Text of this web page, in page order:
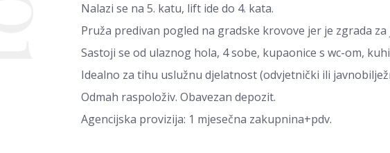
Nalazi se na 5. katu, lift ide do 4. kata.
Pruža predivan pogled na gradske krovove jer je zgrada
Sastoji se od ulaznog hola, 4 sobe, kupaonice s wc-om,
Idealno za tihu uslužnu djelatnost (odvjetnički ili
Odmah raspoloživ. Obavezan depozit.
Agencijska provizija: 1 mjesečna zakupnina+pdv.